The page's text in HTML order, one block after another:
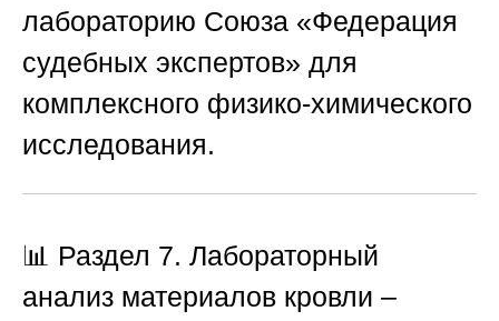
лабораторию Союза «Федерация
судебных экспертов» для
комплексного физико-химического
исследования.
📊 Раздел 7. Лабораторный
анализ материалов кровли –